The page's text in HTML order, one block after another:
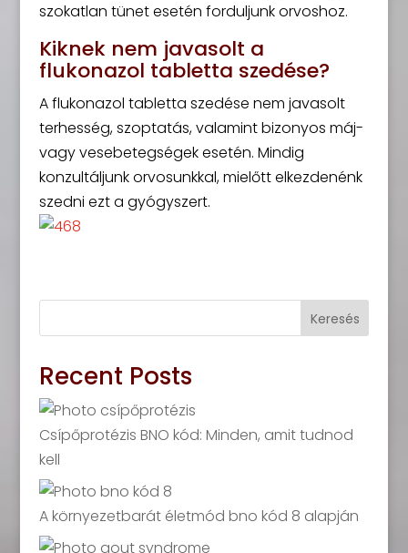
szokatlan tünet esetén forduljunk orvoshoz.
Kiknek nem javasolt a
flukonazol tabletta szedése?
A flukonazol tabletta szedése nem javasolt
terhesség, szoptatás, valamint bizonyos máj-
vagy vesebetegségek esetén. Mindig
konzultáljunk orvosunkkal, mielőtt elkezdenénk
szedni ezt a gyógyszert.
Keresés
Recent Posts
Csípőprotézis BNO kód: Minden, amit tudnod
kell
A környezetbarát életmód bno kód 8 alapján